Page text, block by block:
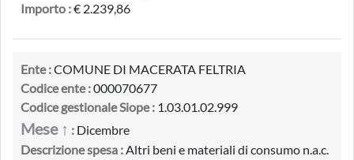
Importo :€ 2.239,86
Ente :COMUNE DI MACERATA FELTRIA
Codice ente :000070677
Codice gestionale Siope : 1.03.01.02.999
Mese ↑ : Dicembre
Descrizione spesa :Altri beni e materiali di consumo n.a.c.